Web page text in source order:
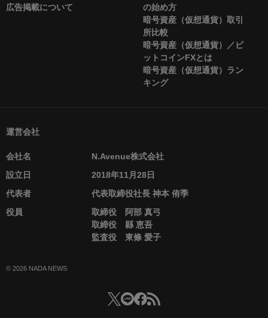
広告掲載について
の始め方
暗号資産（仮想通貨）取引
所比較
暗号資産（仮想通貨）／ビ
ットコインFXとは
暗号資産（仮想通貨）ラン
キング
運営会社
会社名
N.Avenue株式会社
設立日
2018年11月28日
代表者
代表取締役社長 神本 侑季
役員
取締役 阿部 真弓
取締役 縣 恵吾
監査役 東條 愛子
© 2026 NADA NEWS